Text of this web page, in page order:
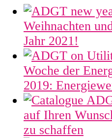
Weihnachten
Jahr 2021!
Woche der
2019:
auf Ihren
zu schaffen